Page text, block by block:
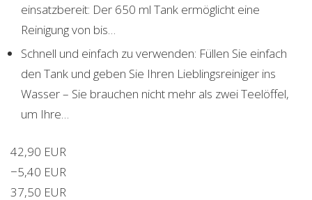
einsatzbereit: Der 650 ml Tank ermöglicht eine
Reinigung von bis…
Schnell und einfach zu verwenden: Füllen Sie einfach
den Tank und geben Sie Ihren Lieblingsreiniger ins
Wasser – Sie brauchen nicht mehr als zwei Teelöffel,
um Ihre…
42,90 EUR
−5,40 EUR
37,50 EUR